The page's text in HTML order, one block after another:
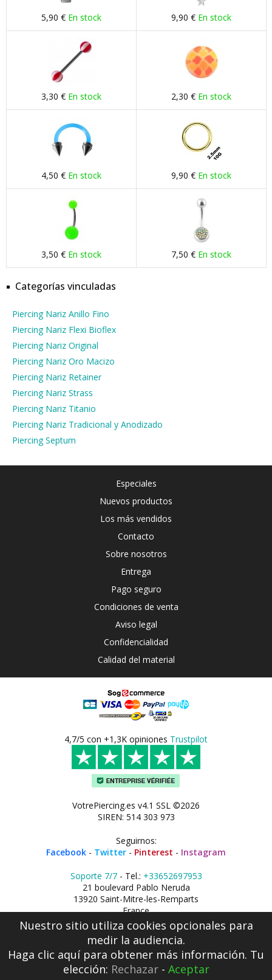
5,90 € En stock 9,90 € En stock
3,30 € En stock 2,30 € En stock
4,50 € En stock 9,90 € En stock
3,50 € En stock 7,50 € En stock
Categorías vinculadas
Piercing Nariz Anillo Fino
Piercing Nariz Flexi Bioflex
Piercing Nariz Original
Piercing Nariz Oro Macizo
Piercing Nariz Retainer
Piercing Nariz Strass
Piercing Nariz Titanio
Piercing Nariz Tradicional y Anodizado
Piercing Septum
Especiales
Nuevos productos
Los más vendidos
Contacto
Sobre nosotros
Entrega
Pago seguro
Condiciones de venta
Aviso legal
Confidencialidad
Calidad del material
4,7/5 con +1,3K opiniones Trustpilot
VotrePiercing.es v4.1 SSL ©2026
SIREN: 514 303 973
Seguirnos:
Facebook - Twitter - Pinterest - Instagram
Soporte 7/7- Tel.: +33652697953
21 boulevard Pablo Neruda
13920 Saint-Mitre-les-Remparts
France
Nuestro sitio utiliza cookies opcionales para
medir la audiencia.
Haga clic aquípara obtener más información. Tu
elección: Rechazar- Aceptar